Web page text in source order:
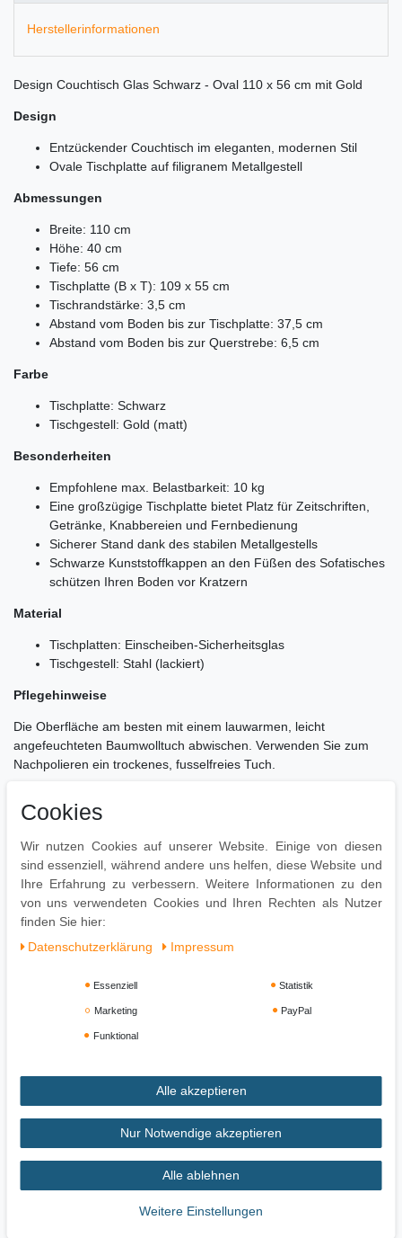
Herstellerinformationen
Design Couchtisch Glas Schwarz - Oval 110 x 56 cm mit Gold
Design
Entzückender Couchtisch im eleganten, modernen Stil
Ovale Tischplatte auf filigranem Metallgestell
Abmessungen
Breite: 110 cm
Höhe: 40 cm
Tiefe: 56 cm
Tischplatte (B x T): 109 x 55 cm
Tischrandstärke: 3,5 cm
Abstand vom Boden bis zur Tischplatte: 37,5 cm
Abstand vom Boden bis zur Querstrebe: 6,5 cm
Farbe
Tischplatte: Schwarz
Tischgestell: Gold (matt)
Besonderheiten
Empfohlene max. Belastbarkeit: 10 kg
Eine großzügige Tischplatte bietet Platz für Zeitschriften,
Getränke, Knabbereien und Fernbedienung
Sicherer Stand dank des stabilen Metallgestells
Schwarze Kunststoffkappen an den Füßen des Sofatisches
schützen Ihren Boden vor Kratzern
Material
Tischplatten: Einscheiben-Sicherheitsglas
Tischgestell: Stahl (lackiert)
Pflegehinweise
Die Oberfläche am besten mit einem lauwarmen, leicht
angefeuchteten Baumwolltuch abwischen. Verwenden Sie zum
Nachpolieren ein trockenes, fusselfreies Tuch.
Montage
Lieferzustand: Zerlegt und praktisch verpackt
// Montagematerial und Aufbauanleitung inkl.
Impressum Daten­schutz­erklärung AGB
Widerrufs­recht Vertrag widerrufen
Cookies
Wir nutzen Cookies auf unserer Website. Einige von diesen
sind essenziell, während andere uns helfen, diese Website und
Ihre Erfahrung zu verbessern. Weitere Informationen zu den
von uns verwendeten Cookies und Ihren Rechten als Nutzer
finden Sie hier:
Daten­schutz­erklärung
Impressum
Essenziell Statistik
Marketing PayPal
Funktional
Alle akzeptieren
Nur Notwendige akzeptieren
Alle ablehnen
Weitere Einstellungen